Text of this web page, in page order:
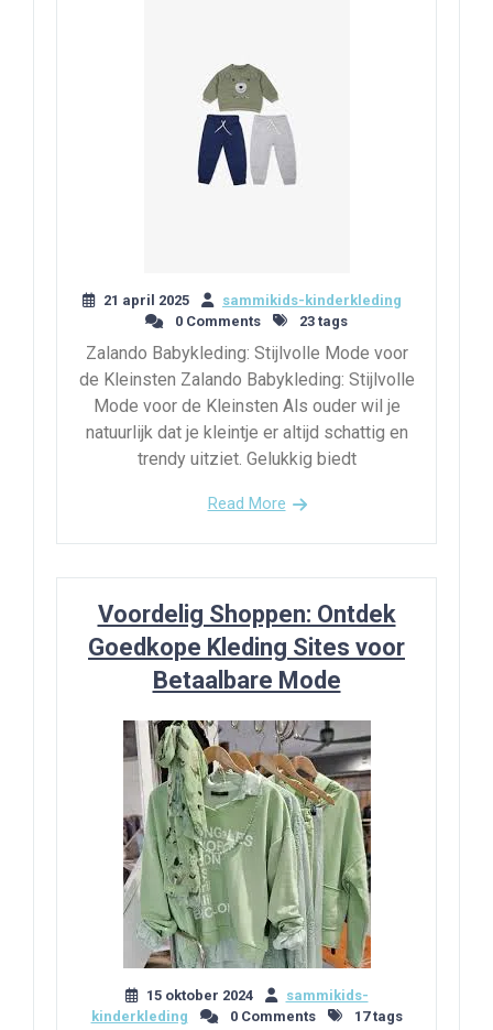
21 april 2025
sammikids-kinderkleding
0 Comments
23 tags
Zalando Babykleding: Stijlvolle Mode voor
de Kleinsten Zalando Babykleding: Stijlvolle
Mode voor de Kleinsten Als ouder wil je
natuurlijk dat je kleintje er altijd schattig en
trendy uitziet. Gelukkig biedt
Read More
Voordelig Shoppen: Ontdek
Goedkope Kleding Sites voor
Betaalbare Mode
15 oktober 2024
sammikids-
kinderkleding
0 Comments 17 tags